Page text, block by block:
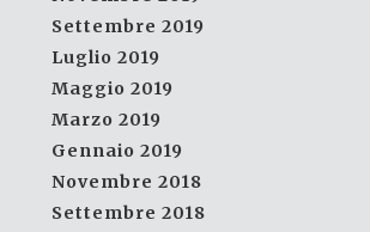
Settembre 2019
Luglio 2019
Maggio 2019
Marzo 2019
Gennaio 2019
Novembre 2018
Settembre 2018